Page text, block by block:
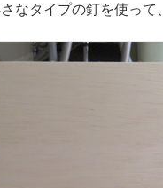
なタイプの釘を使って、